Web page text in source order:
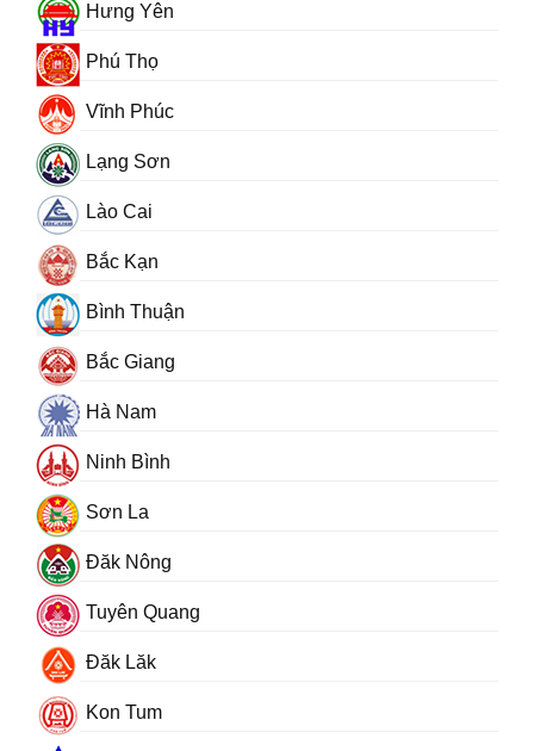
Hưng Yên
Phú Thọ
Vĩnh Phúc
Lạng Sơn
Lào Cai
Bắc Kạn
Bình Thuận
Bắc Giang
Hà Nam
Ninh Bình
Sơn La
Đăk Nông
Tuyên Quang
Đăk Lăk
Kon Tum